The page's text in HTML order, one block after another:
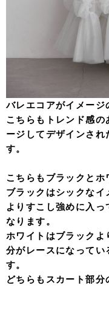
バレエコアがイメージ
こちらもトレンド感の
ージしてデザインされ
す。
こちらもブラックと
ブラックはシックなイ
よりすこし強めに入
なります。
ホワイトはブラックよ
分がレースになってい
す。
どちらもスカート部分